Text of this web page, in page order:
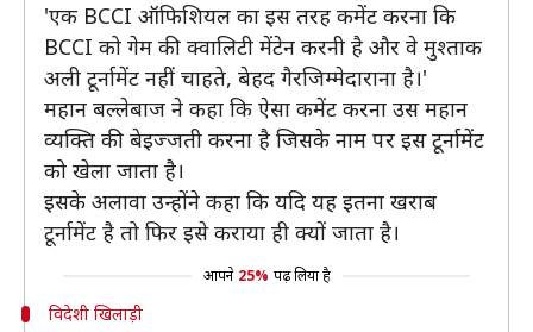
'एक BCCI ऑफिशियल का इस तरह कमेंट करना कि
BCCI को गेम की क्वालिटी मेंटेन करनी है और वे मुश्ताक
अली टूर्नामेंट नहीं चाहते, बेहद गैरजिम्मेदाराना है।'
महान बल्लेबाज ने कहा कि ऐसा कमेंट करना उस महान
व्यक्ति की बेइज्जती करना है जिसके नाम पर इस टूर्नामेंट
को खेला जाता है।
इसके अलावा उन्होंने कहा कि यदि यह इतना खराब
टूर्नामेंट है तो फिर इसे कराया ही क्यों जाता है।
आपने 25% पढ़ लिया है
विदेशी खिलाड़ी